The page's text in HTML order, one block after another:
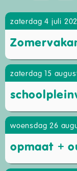
zaterdag 4 juli
zaterdag 15
woensdag 26
opmaat +